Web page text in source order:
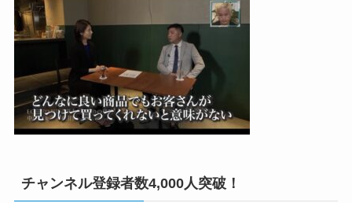
チャンネル登録者数4,000人突破！